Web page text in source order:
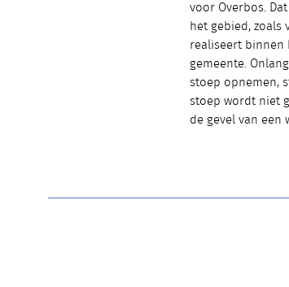
voor Overbos.
het gebied, zoals
realiseert binnen
gemeente.
stoep opnemen,
stoep wordt niet
de gevel van een